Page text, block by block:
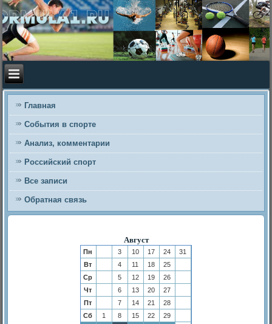
Главная
События в спорте
Анализ, комментарии
Российский спорт
Все записи
Обратная связь
Август
Пн 3 10 17 24
31
Вт
4 11 18
25
Ср
5 12 19
26
Чт
6 13 20
27
Пт
7 14 21
28
Сб
1 8 15 22
29